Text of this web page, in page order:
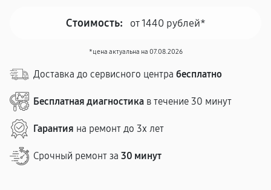
Стоимость: от 1440 рублей*
*цена актуальна на 07.08.2026
Доставка до сервисного центра бесплатно
Бесплатная диагностика в течение 30 минут
Гарантия на ремонт до 3х лет
Срочный ремонт за 30 минут